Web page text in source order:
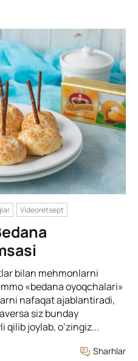
Videoretsept
bilan mehmonlarni
«bedana oyoqchalari»
nafaqat ajablantiradi,
siz bunday
qilib joylab, o’zingiz...
Sharhlar